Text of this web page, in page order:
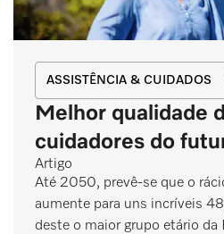
ASSISTÊNCIA & CUIDADOS
Melhor qualidade
cuidadores do
Artigo
Até 2050, prevê-se que o
aumente para uns incríveis
deste o maior grupo etário da